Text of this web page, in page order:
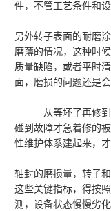
件，不管工艺条件和
另外转子表面的耐磨
磨薄的情况，这种时
质量缺陷，或者平时
面，磨损的问题还是
从等坏了再修
碰到故障才急着修的
性维护体系建起来，
轴封的磨损量，转子
这些关键指标，得按
测，设备状态慢慢劣